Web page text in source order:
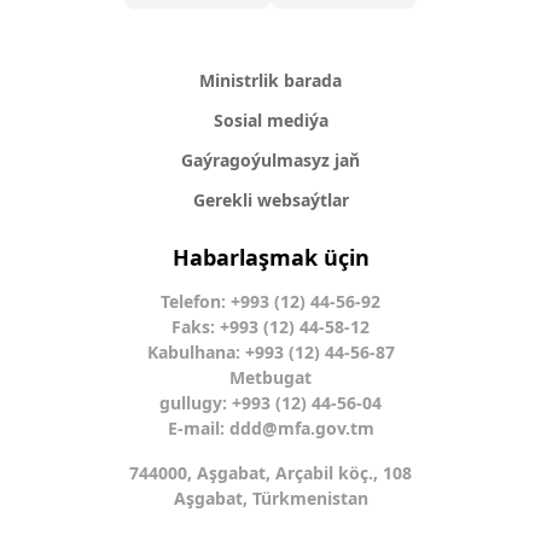
Ministrlik barada
Sosial mediýa
Gaýragoýulmasyz jaň
Gerekli websaýtlar
Habarlaşmak üçin
Telefon: +993 (12) 44-56-92
Faks: +993 (12) 44-58-12
Kabulhana: +993 (12) 44-56-87
Metbugat
gullugy: +993 (12) 44-56-04
E-mail: ddd@mfa.gov.tm
744000, Aşgabat, Arçabil köç., 108
Aşgabat, Türkmenistan